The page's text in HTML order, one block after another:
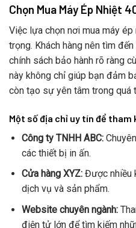
Chọn Mua Máy Ép Nhiệt
Việc lựa chọn nơi mua máy
trọng. Khách hàng nên tìm
chính sách bảo hành rõ ràng
này không chỉ giúp bạn đảm
còn tạo sự yên tâm trong quá
Một số địa chỉ uy tín để tham
Công ty TNHH ABC:
các thiết bị in ấn.
Cửa hàng XYZ:Được nhiều
dịch vụ và sản phẩm.
Website chuyên ngành:
điện tử lớn để tìm kiếm